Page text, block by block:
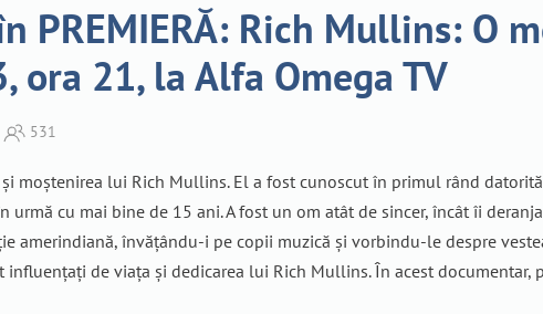
PREMIERĂ: Rich Mullins: O
ora 21, la Alfa Omega TV
531
moștenirea lui Rich Mullins. El a fost cunoscut în primul rând
urmă cu mai bine de 15 ani. A fost un om atât de sincer, încât îi
amerindiană, învățându-i pe copii muzică și vorbindu-le despre
de viața și dedicarea lui Rich Mullins. În acest